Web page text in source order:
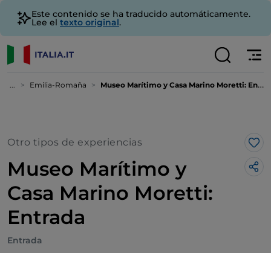
Este contenido se ha traducido automáticamente.
Lee el texto original.
... Emilia-Romaña Museo Marítimo y Casa Marino Moretti: Entrada
Otro tipos de experiencias
Museo Marítimo y
Casa Marino Moretti:
Entrada
Entrada
Me